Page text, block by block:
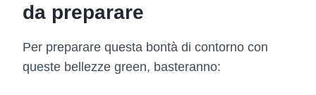
da preparare
Per preparare questa bontà di contorno con
queste bellezze green, basteranno: